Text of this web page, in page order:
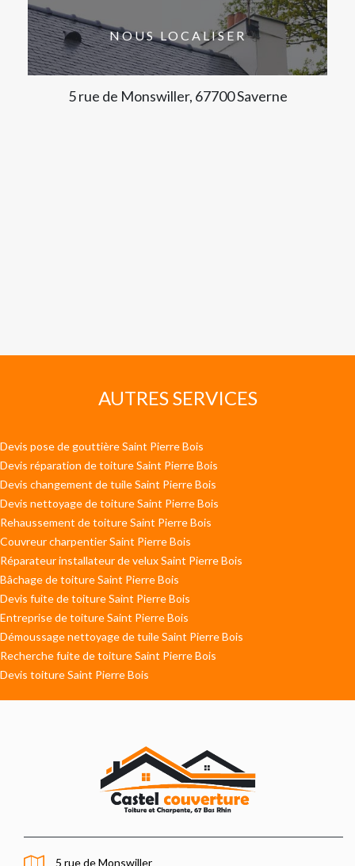
NOUS LOCALISER
5 rue de Monswiller, 67700 Saverne
AUTRES SERVICES
Devis pose de gouttière Saint Pierre Bois
Devis réparation de toiture Saint Pierre Bois
Devis changement de tuile Saint Pierre Bois
Devis nettoyage de toiture Saint Pierre Bois
Rehaussement de toiture Saint Pierre Bois
Couvreur charpentier Saint Pierre Bois
Réparateur installateur de velux Saint Pierre Bois
Bâchage de toiture Saint Pierre Bois
Devis fuite de toiture Saint Pierre Bois
Entreprise de toiture Saint Pierre Bois
Démoussage nettoyage de tuile Saint Pierre Bois
Recherche fuite de toiture Saint Pierre Bois
Devis toiture Saint Pierre Bois
5 rue de Monswiller